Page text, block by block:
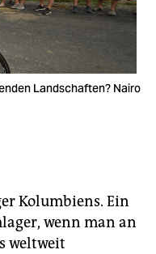
Landschaften? Nairo
Kolumbiens. Ein
wenn man an
weltweit